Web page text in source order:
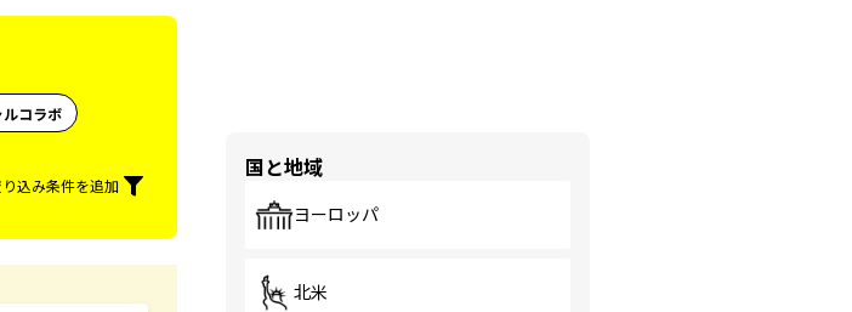
コラボ
込み条件を追加
国と地域
ヨーロッパ
北米